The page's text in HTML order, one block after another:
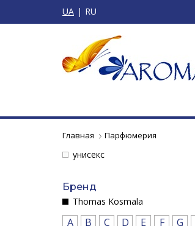
UA RU
Главная Парфюмерия
унисекс
Бренд
Thomas Kosmala
A B C D E F G